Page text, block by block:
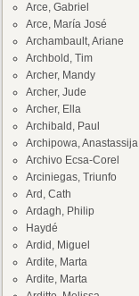
Arce, Gabriel
Arce, María José
Archambault, Ariane
Archbold, Tim
Archer, Mandy
Archer, Jude
Archer, Ella
Archibald, Paul
Archipowa, Anastassija
Archivo Ecsa-Corel
Arciniegas, Triunfo
Ard, Cath
Ardagh, Philip
Haydé
Ardid, Miguel
Ardite, Marta
Ardite, Marta